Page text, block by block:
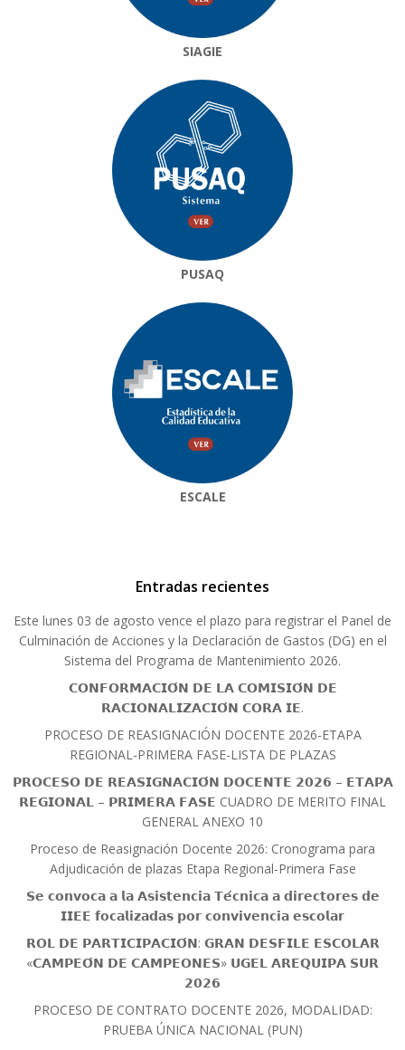
SIAGIE
PUSAQ
ESCALE
Entradas recientes
Este lunes 03 de agosto vence el plazo para registrar el Panel de
Culminación de Acciones y la Declaración de Gastos (DG) en el
Sistema del Programa de Mantenimiento 2026.
𝗖𝗢𝗡𝗙𝗢𝗥𝗠𝗔𝗖𝗜𝗢́𝗡 𝗗𝗘 𝗟𝗔 𝗖𝗢𝗠𝗜𝗦𝗜𝗢́𝗡 𝗗𝗘
𝗥𝗔𝗖𝗜𝗢𝗡𝗔𝗟𝗜𝗭𝗔𝗖𝗜𝗢́𝗡 𝗖𝗢𝗥𝗔 𝗜𝗘.
PROCESO DE REASIGNACIÓN DOCENTE 2026-ETAPA
REGIONAL-PRIMERA FASE-LISTA DE PLAZAS
𝗣𝗥𝗢𝗖𝗘𝗦𝗢 𝗗𝗘 𝗥𝗘𝗔𝗦𝗜𝗚𝗡𝗔𝗖𝗜𝗢́𝗡 𝗗𝗢𝗖𝗘𝗡𝗧𝗘 𝟮𝟬𝟮𝟲 – 𝗘𝗧𝗔𝗣𝗔
𝗥𝗘𝗚𝗜𝗢𝗡𝗔𝗟 – 𝗣𝗥𝗜𝗠𝗘𝗥𝗔 𝗙𝗔𝗦𝗘 CUADRO DE MERITO FINAL
GENERAL ANEXO 10
Proceso de Reasignación Docente 2026: Cronograma para
Adjudicación de plazas Etapa Regional-Primera Fase
𝗦𝗲 𝗰𝗼𝗻𝘃𝗼𝗰𝗮 𝗮 𝗹𝗮 𝗔𝘀𝗶𝘀𝘁𝗲𝗻𝗰𝗶𝗮 𝗧𝗲́𝗰𝗻𝗶𝗰𝗮 𝗮 𝗱𝗶𝗿𝗲𝗰𝘁𝗼𝗿𝗲𝘀 𝗱𝗲
𝗜𝗜𝗘𝗘 𝗳𝗼𝗰𝗮𝗹𝗶𝘇𝗮𝗱𝗮𝘀 𝗽𝗼𝗿 𝗰𝗼𝗻𝘃𝗶𝘃𝗲𝗻𝗰𝗶𝗮 𝗲𝘀𝗰𝗼𝗹𝗮𝗿
𝗥𝗢𝗟 𝗗𝗘 𝗣𝗔𝗥𝗧𝗜𝗖𝗜𝗣𝗔𝗖𝗜𝗢́𝗡: 𝗚𝗥𝗔𝗡 𝗗𝗘𝗦𝗙𝗜𝗟𝗘 𝗘𝗦𝗖𝗢𝗟𝗔𝗥
«𝗖𝗔𝗠𝗣𝗘𝗢́𝗡 𝗗𝗘 𝗖𝗔𝗠𝗣𝗘𝗢𝗡𝗘𝗦» 𝗨𝗚𝗘𝗟 𝗔𝗥𝗘𝗤𝗨𝗜𝗣𝗔 𝗦𝗨𝗥
𝟮𝟬𝟮𝟲
PROCESO DE CONTRATO DOCENTE 2026, MODALIDAD:
PRUEBA ÚNICA NACIONAL (PUN)